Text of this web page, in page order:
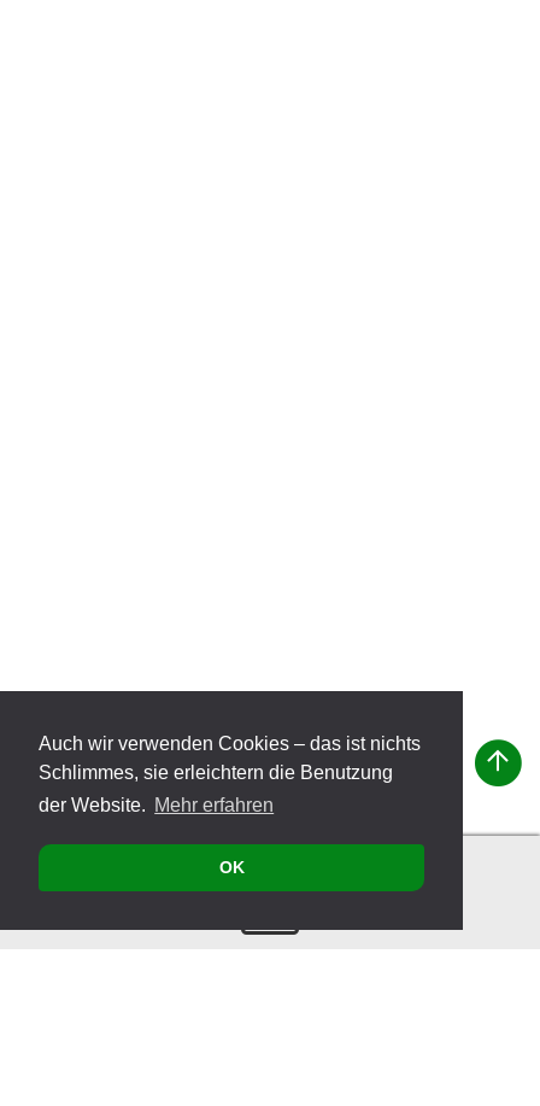
Auch wir verwenden Cookies – das ist nichts
Schlimmes, sie erleichtern die Benutzung
der Website. Mehr erfahren
OK